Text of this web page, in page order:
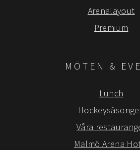
Arenalayout
Premium
MÖTEN &
Lunch
Våra
Malmö Arena